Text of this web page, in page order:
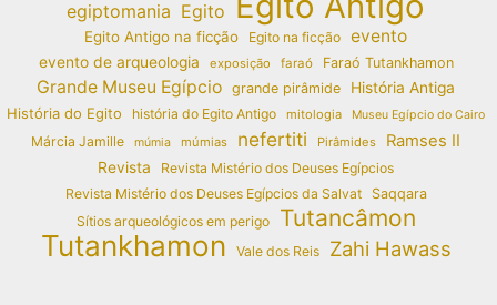
egiptomania Egito
Egito Antigo na ficção Egito na ficção evento
evento de arqueologia exposição faraó Faraó Tutankhamon
Grande Museu Egípcio grande pirâmide
História Antiga
História do Egito
história do Egito Antigo mitologia Museu Egípcio do Cairo
Márcia Jamille múmia múmias nefertiti Pirâmides Ramses II
Revista
Revista Mistério dos Deuses Egípcios
Revista Mistério dos Deuses Egípcios da Salvat
Saqqara
Sítios arqueológicos em perigo
Tutancâmon
Tutankhamon Vale dos Reis Zahi Hawass